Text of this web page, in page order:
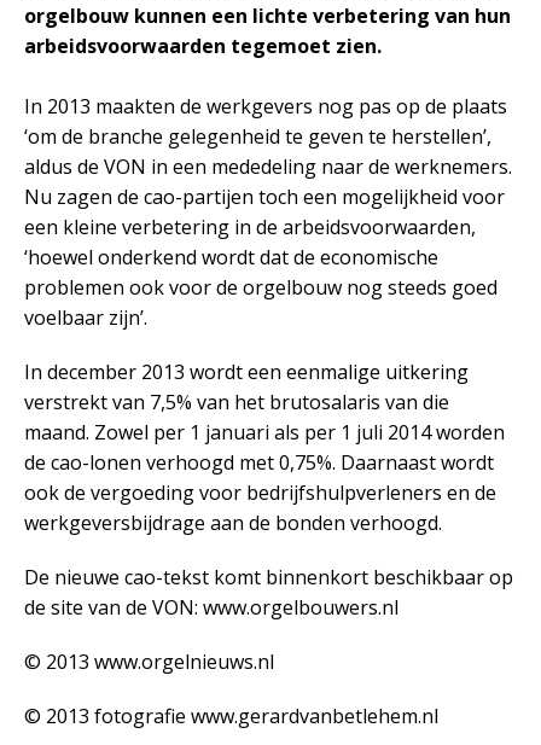
orgelbouw kunnen een lichte verbetering van hun
arbeidsvoorwaarden tegemoet zien.
In 2013 maakten de werkgevers nog pas op de plaats
‘om de branche gelegenheid te geven te herstellen’,
aldus de VON in een mededeling naar de werknemers.
Nu zagen de cao-partijen toch een mogelijkheid voor
een kleine verbetering in de arbeidsvoorwaarden,
‘hoewel onderkend wordt dat de economische
problemen ook voor de orgelbouw nog steeds goed
voelbaar zijn’.
In december 2013 wordt een eenmalige uitkering
verstrekt van 7,5% van het brutosalaris van die
maand. Zowel per 1 januari als per 1 juli 2014 worden
de cao-lonen verhoogd met 0,75%. Daarnaast wordt
ook de vergoeding voor bedrijfshulpverleners en de
werkgeversbijdrage aan de bonden verhoogd.
De nieuwe cao-tekst komt binnenkort beschikbaar op
de site van de VON: www.orgelbouwers.nl
© 2013 www.orgelnieuws.nl
© 2013 fotografie www.gerardvanbetlehem.nl